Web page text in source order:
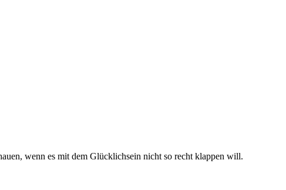
wenn es mit dem Glücklichsein nicht so recht klappen will.